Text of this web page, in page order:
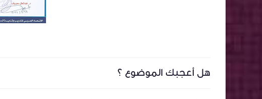
هل أعجبك الموضوع ؟